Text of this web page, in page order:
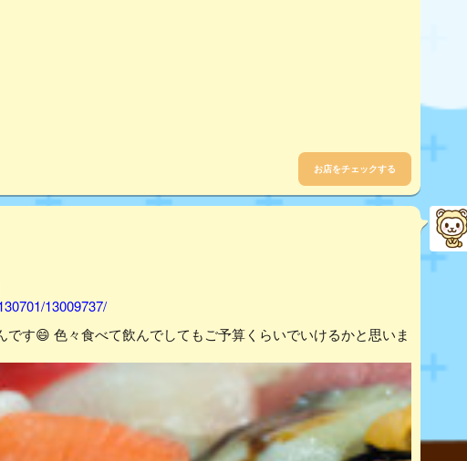
お店をチェックする
13009737/
す😄 色々食べて飲んでしてもご予算くらいでいけるかと思いま